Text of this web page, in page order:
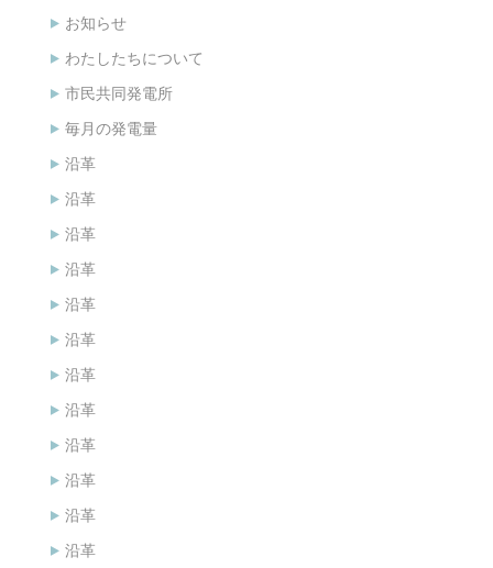
お知らせ
わたしたちについて
市民共同発電所
毎月の発電量
沿革
沿革
沿革
沿革
沿革
沿革
沿革
沿革
沿革
沿革
沿革
沿革